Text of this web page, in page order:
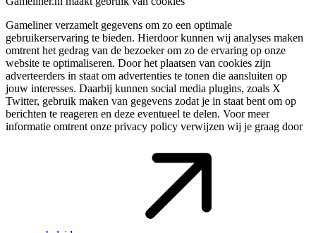
Gameliner verzamelt gegevens om zo een optimale
gebruikerservaring te bieden. Hierdoor kunnen wij analyses maken
omtrent het gedrag van de bezoeker om zo de ervaring op onze
website te optimaliseren. Door het plaatsen van cookies zijn
adverteerders in staat om advertenties te tonen die aansluiten op
jouw interesses. Daarbij kunnen social media plugins, zoals X
Twitter, gebruik maken van gegevens zodat je in staat bent om op
berichten te reageren en deze eventueel te delen. Voor meer
informatie omtrent onze privacy policy verwijzen wij je graag door